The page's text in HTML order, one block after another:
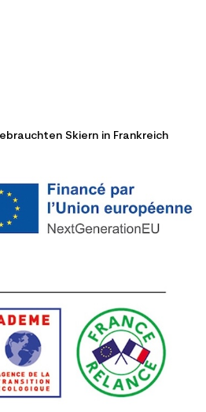
Skiern in Frankreich